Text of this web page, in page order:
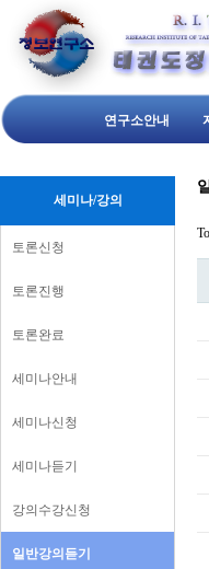
연구소안내
세미나/강의
토론신청
토론진행
토론완료
세미나안내
세미나신청
세미나듣기
강의수강신청
일반강의듣기